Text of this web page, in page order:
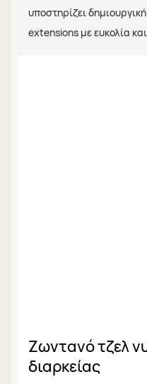
υποστηρίζει
extensions με ευκολία
Ζωντανό τζελ
διαρκείας